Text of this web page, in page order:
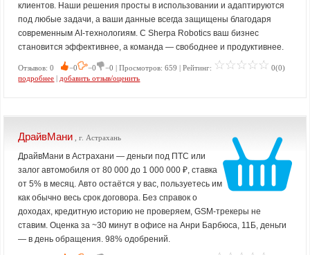
клиентов. Наши решения просты в использовании и адаптируются
под любые задачи, а ваши данные всегда защищены благодаря
современным AI-технологиям. С Sherpa Robotics ваш бизнес
становится эффективнее, а команда — свободнее и продуктивнее.
Отзывов: 0 −0 −0 −0 | Просмотров: 659 | Рейтинг:
0(0)
подробнее | добавить отзыв/оценить
ДрайвМани , г. Астрахань
ДрайвМани в Астрахани — деньги под ПТС или
залог автомобиля от 80 000 до 1 000 000 ₽, ставка
от 5% в месяц. Авто остаётся у вас, пользуетесь им
как обычно весь срок договора. Без справок о
доходах, кредитную историю не проверяем, GSM-трекеры не
ставим. Оценка за ~30 минут в офисе на Анри Барбюса, 11Б, деньги
— в день обращения. 98% одобрений.